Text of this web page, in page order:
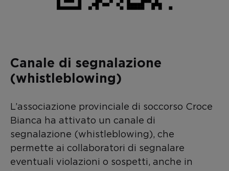
Canale di segnalazione
(whistleblowing)
L’associazione provinciale di soccorso Croce
Bianca ha attivato un canale di
segnalazione (whistleblowing), che
permette ai collaboratori di segnalare
eventuali violazioni o sospetti, anche in